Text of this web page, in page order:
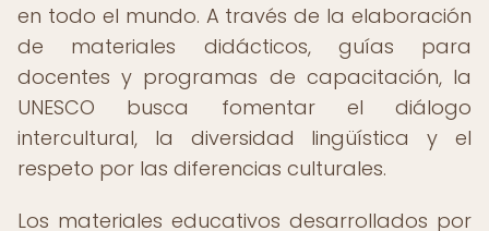
en todo el mundo. A través de la elaboración
de materiales didácticos, guías para
docentes y programas de capacitación, la
UNESCO busca fomentar el diálogo
intercultural, la diversidad lingüística y el
respeto por las diferencias culturales.
Los materiales educativos desarrollados por